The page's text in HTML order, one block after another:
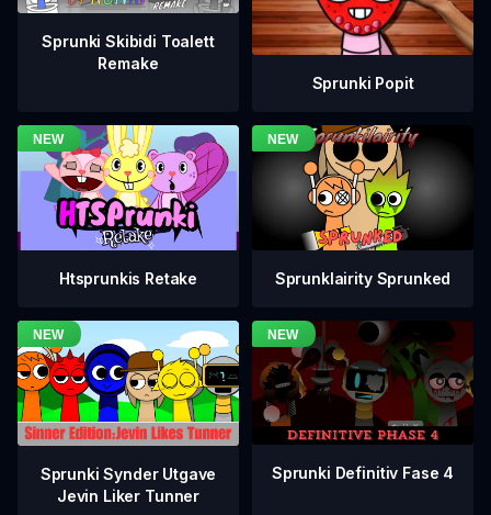
Sprunki Skibidi Toalett
Remake
Sprunki Popit
Htsprunkis Retake Sprunklairity Sprunked
Sprunki Synder Utgave
Jevin Liker Tunner
Sprunki Definitiv Fase 4